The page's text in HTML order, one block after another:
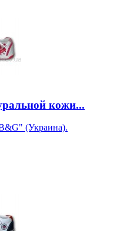
кожи...
(Украина).